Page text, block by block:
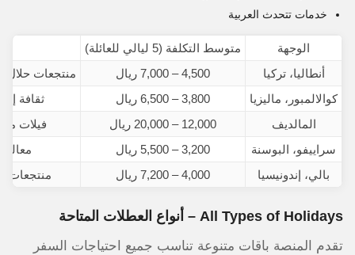
خدمات تتحدث العربية
الوجهة
متوسط التكلفة (5 ليالي للعائلة)
أنطاليا، تركيا
4,500 – 7,000 ريال
منتجعات
كوالالمبور، ماليزيا
3,800 – 6,500 ريال
ثقافة
المالديف
12,000 – 20,000 ريال
فيلات
سراييفو، البوسنة
3,200 – 5,500 ريال
معالم
بالي، إندونيسيا
4,000 – 7,200 ريال منتجعات
All Types of Holidays – أنواع العطلات المتاحة
تقدم المنصة باقات متنوعة تناسب جميع احتياجات السفر